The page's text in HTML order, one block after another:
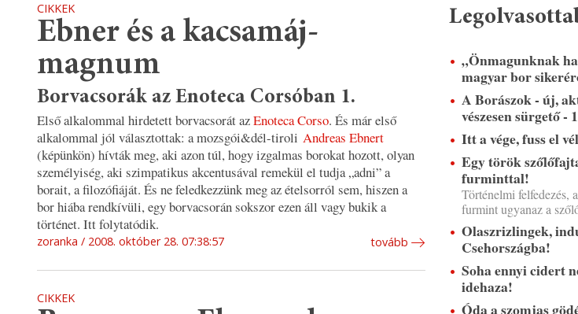
CIKKEK
Ebner és a kacsamáj-
magnum
Borvacsorák az Enoteca Corsóban 1.
Első alkalommal hirdetett borvacsorát azEnoteca Corso. És már első
alkalommal jól választottak: a mozsgói&dél-tiroli Andreas Ebnert
(képünkön) hívták meg, aki azon túl, hogy izgalmas borokat hozott, olyan
személyiség, aki szimpatikus akcentusával remekül el tudja „adni” a
borait, a filozófiáját. És ne feledkezzünk meg az ételsorról sem, hiszen a
bor hiába rendkívüli, egy borvacsorán sokszor ezen áll vagy bukik a
történet. Itt folytatódik.
zoranka 2008. október 28. 07:38:57 tovább
CIKKEK
„Önmagunknak
magyar bor
A Borászok - új,
vészesen sürgető -
Itt a vége, fuss el
Egy török
furminttal!
Történelmi felfedezés,
furmint ugyanaz a
Olaszrizlingek,
Csehországba!
Soha ennyi cidert
idehaza!
Óda a szomjas